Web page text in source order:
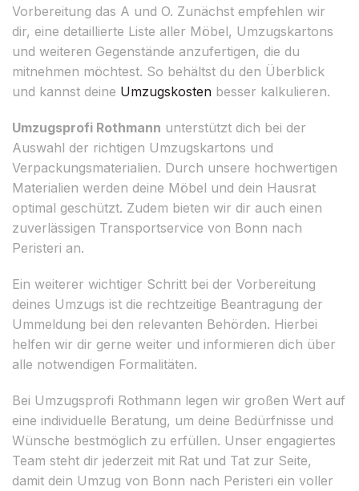
Vorbereitung das A und O. Zunächst empfehlen wir
dir, eine detaillierte Liste aller Möbel, Umzugskartons
und weiteren Gegenstände anzufertigen, die du
mitnehmen möchtest. So behältst du den Überblick
und kannst deine Umzugskosten besser kalkulieren.
Umzugsprofi Rothmann unterstützt dich bei der
Auswahl der richtigen Umzugskartons und
Verpackungsmaterialien. Durch unsere hochwertigen
Materialien werden deine Möbel und dein Hausrat
optimal geschützt. Zudem bieten wir dir auch einen
zuverlässigen Transportservice von Bonn nach
Peristeri an.
Ein weiterer wichtiger Schritt bei der Vorbereitung
deines Umzugs ist die rechtzeitige Beantragung der
Ummeldung bei den relevanten Behörden. Hierbei
helfen wir dir gerne weiter und informieren dich über
alle notwendigen Formalitäten.
Bei Umzugsprofi Rothmann legen wir großen Wert auf
eine individuelle Beratung, um deine Bedürfnisse und
Wünsche bestmöglich zu erfüllen. Unser engagiertes
Team steht dir jederzeit mit Rat und Tat zur Seite,
damit dein Umzug von Bonn nach Peristeri ein voller